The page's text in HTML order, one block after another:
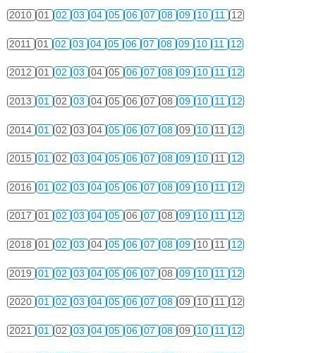
2010 01 02 03 04 05 06 07 08 09 10 11 12
2011 01 02 03 04 05 06 07 08 09 10 11 12
2012 01 02 03 04 05 06 07 08 09 10 11 12
2013 01 02 03 04 05 06 07 08 09 10 11 12
2014 01 02 03 04 05 06 07 08 09 10 11 12
2015 01 02 03 04 05 06 07 08 09 10 11 12
2016 01 02 03 04 05 06 07 08 09 10 11 12
2017 01 02 03 04 05 06 07 08 09 10 11 12
2018 01 02 03 04 05 06 07 08 09 10 11 12
2019 01 02 03 04 05 06 07 08 09 10 11 12
2020 01 02 03 04 05 06 07 08 09 10 11 12
2021 01 02 03 04 05 06 07 08 09 10 11 12